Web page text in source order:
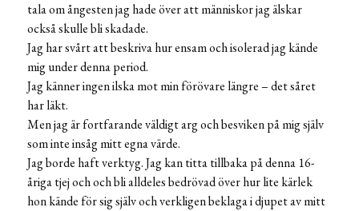
tala om ångesten jag hade över att människor jag älskar
också skulle bli skadade.
Jag har svårt att beskriva hur ensam och isolerad jag kände
mig under denna period.
Jag känner ingen ilska mot min förövare längre – det såret
har läkt.
Men jag är fortfarande väldigt arg och besviken på mig själv
som inte insåg mitt egna värde.
Jag borde haft verktyg. Jag kan titta tillbaka på denna 16-
åriga tjej och och bli alldeles bedrövad över hur lite kärlek
hon kände för sig själv och verkligen beklaga i djupet av mitt